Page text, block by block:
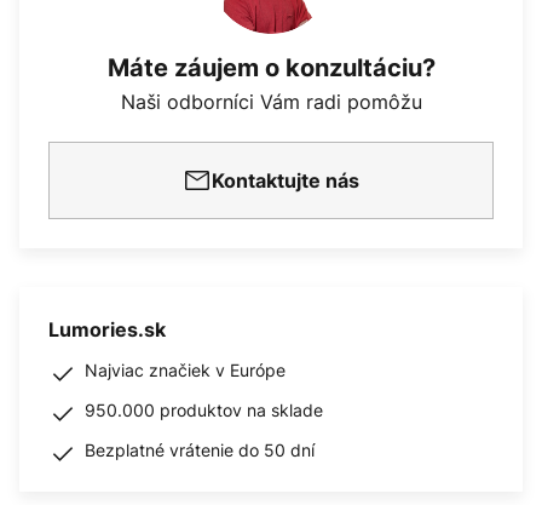
Máte záujem o konzultáciu?
Naši odborníci Vám radi pomôžu
Kontaktujte nás
Lumories.sk
Najviac značiek v Európe
950.000 produktov na sklade
Bezplatné vrátenie do 50 dní